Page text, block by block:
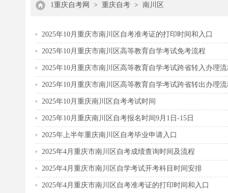
1重庆自考网 > 重庆自考 > 南川区
2025年10月重庆市南川区自考准考证的打印时间和入口
2025年10月重庆市南川区高等教育自学考试免考流程
2025年10月重庆市南川区高等教育自学考试跨省转入办理
2025年10月重庆市南川区高等教育自学考试跨省转出办理
2025年10月重庆南川区自考考试时间
2025年10月重庆南川区自考报名时间9月1日-15日
2025年上半年重庆南川区自考毕业申请入口
2025年4月重庆市南川区自考成绩查询时间及流程
2025年4月重庆市南川区自学考试开考科目时间安排
2025年4月重庆市南川区自考准考证的打印时间和入口